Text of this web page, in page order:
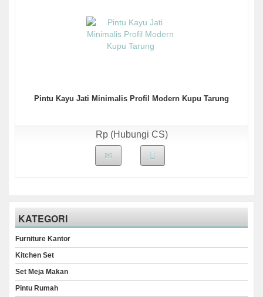
Pintu Kayu Jati Minimalis Profil Modern Kupu Tarung
Rp (Hubungi CS)
KATEGORI
Furniture Kantor
Kitchen Set
Set Meja Makan
Pintu Rumah